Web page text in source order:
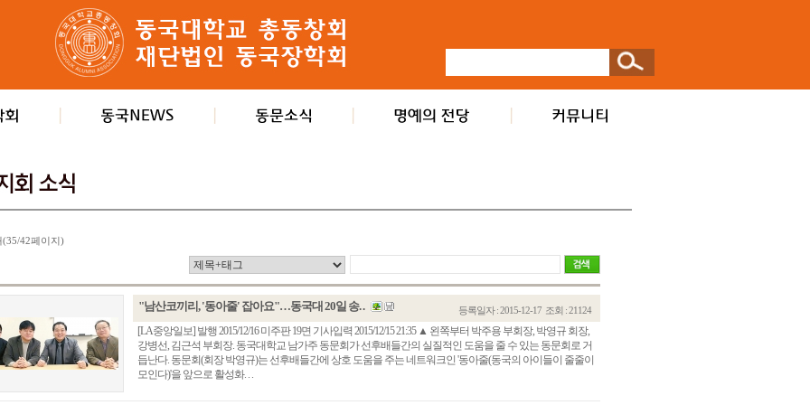
(35/42페이지)
"남산코끼리, '동아줄' 잡아요"…동국대 20일 송. . 등록일자 : 2015-12-17 조회 : 21124
[LA중앙일보] 발행 2015/12/16 미주판 19면 기사입력 2015/12/15 21:35 ▲ 왼쪽부터 박주용 부회장, 박영규 회장,
강병선, 김근석 부회장. 동국대학교 남가주 동문회가 선후배들간의 실질적인 도움을 줄 수 있는 동문회로 거
듭난다. 동문회(회장 박영규)는 선후배들간에 상호 도움을 주는 네트워크인 '동아줄(동국의 아이들이 줄줄이
모인다)'을 앞으로 활성화. . .